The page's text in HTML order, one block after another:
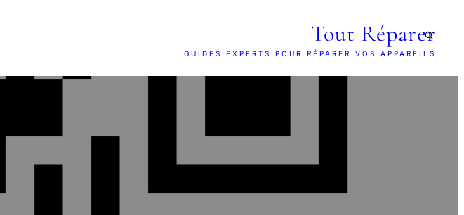
Tout Réparer
GUIDES EXPERTS POUR RÉPARER VOS APPAREILS